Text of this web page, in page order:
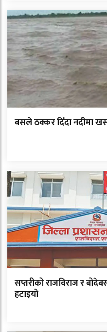
बसले ठक्कर दिँदा नदीमा
सप्तरीको राजविराज र
हटाइयो